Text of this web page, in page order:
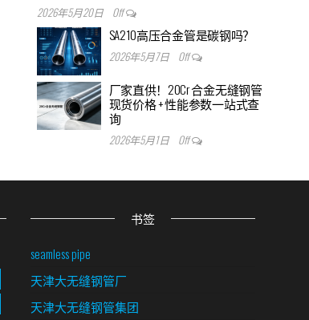
2026年5月20日 Off
SA210高压合金管是碳钢吗？
2026年5月7日 Off
厂家直供！20Cr 合金无缝钢管
现货价格 + 性能参数一站式查
询
2026年5月1日 Off
书签
seamless pipe
天津大无缝钢管厂
天津大无缝钢管集团